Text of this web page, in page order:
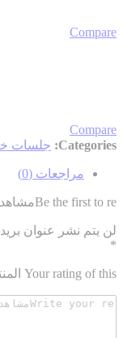
Compare
Compare
Categories:
جلسات
مراجعات (0)
Be the first to reمشاهدة “AM 323”
لن يتم نشر عنوان
*
Your rating of this المنتج